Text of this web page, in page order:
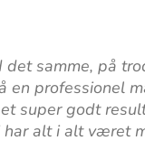
det samme, på
en professionel
super godt
alt i alt været